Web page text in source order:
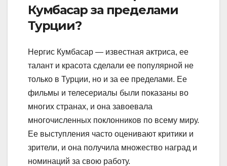
Кумбасар за пределами
Турции?
Нергис Кумбасар — известная актриса, ее
талант и красота сделали ее популярной не
только в Турции, но и за ее пределами. Ее
фильмы и телесериалы были показаны во
многих странах, и она завоевала
многочисленных поклонников по всему миру.
Ее выступления часто оценивают критики и
зрители, и она получила множество наград и
номинаций за свою работу.